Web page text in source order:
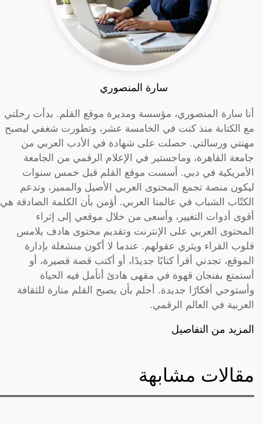
سارة المنصوري
أنا سارة المنصوري، مؤسسة ومديرة موقع القلم. بدأت رحلتي
مع الكتابة منذ كنت في الخامسة عشر، وتطورت شغفي ليصبح
مهنتي ورسالتي. حصلت على شهادة في الأدب العربي من
جامعة القاهرة، وماجستير في الإعلام الرقمي من الجامعة
الأمريكية في دبي. أسست موقع القلم قبل خمس سنوات
ليكون منصة تجمع المحتوى العربي الأصيل والمميز، وتدعم
الكتّاب الشباب في عالمنا العربي. أؤمن بأن الكلمة الصادقة هي
أقوى أدوات التغيير، وأسعى من خلال موقعي إلى إثراء
المحتوى العربي على الإنترنت وتقديم محتوى هادف يلامس
قلوب القراء ويثري عقولهم. عندما لا أكون منشغلة بإدارة
الموقع، تجدني أقرأ كتابًا جديدًا، أو أكتب قصة قصيرة، أو
أستمتع بفنجان قهوة في مقهى هادئ أتأمل فيه الحياة
وأستوحي أفكارًا جديدة. أحلم بأن يصبح القلم منارة للثقافة
العربية في العالم الرقمي.
المزيد من التفاصيل
مقالات مشابهة